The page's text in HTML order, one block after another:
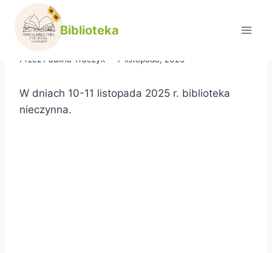
Przejdź
treści
Biblioteka
Informacja
Przez Paulina Traczyk 7 listopada, 2025
W dniach 10-11 listopada 2025 r. biblioteka
nieczynna.